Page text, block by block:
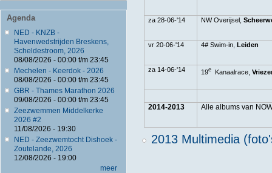
Agenda
NED - KNZB -
Havenwedstrijden Breskens,
Scheldestroom, 2026
08/08/2026 - 00:00t/m 23:45
Mechelen - Keerdok - 2026
08/08/2026 - 00:00t/m 23:45
GBR - Thames Marathon 2026
09/08/2026 - 00:00t/m 23:45
Zeezwemmen Middelkerke
2026 #2
11/08/2026 - 19:30
NED - Zeezwemtocht Dishoek -
Zoutelande, 2026
12/08/2026 - 19:00
meer
za 28-06-'14 NW Overijsel,
vr 20-06-'14 4# Swim-in, Leiden
za 14-06-'14 19eKanaalrace,
2014-2013 Alle albums van
2013 Multimedia